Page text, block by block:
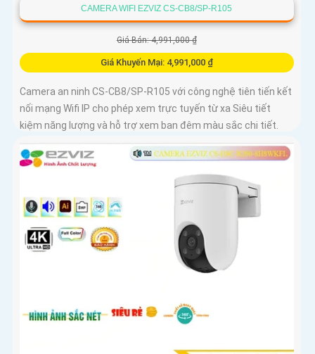
CAMERA WIFI EZVIZ CS-CB8/SP-R105
Giá Bán: 4,991,000 ₫
Giá Khuyến Mại: 4,991,000 ₫
Camera an ninh CS-CB8/SP-R105 với công nghệ tiên tiến kết
nối mạng Wifi IP cho phép xem trực tuyến từ xa Siêu tiết
kiệm năng lượng và hỗ trợ xem ban đêm màu sắc chi tiết.
CS-CB8/SP-R105 là camera an ninh sử dụng mạng điện
thoại xem từ xa qua Wifi IP